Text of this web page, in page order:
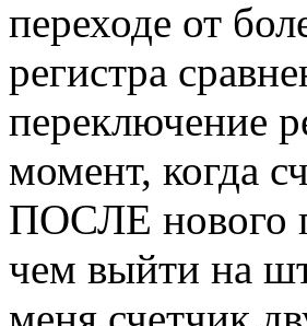
переходе от
регистра
переключение
момент, когда
ПОСЛЕ нового
чем выйти на